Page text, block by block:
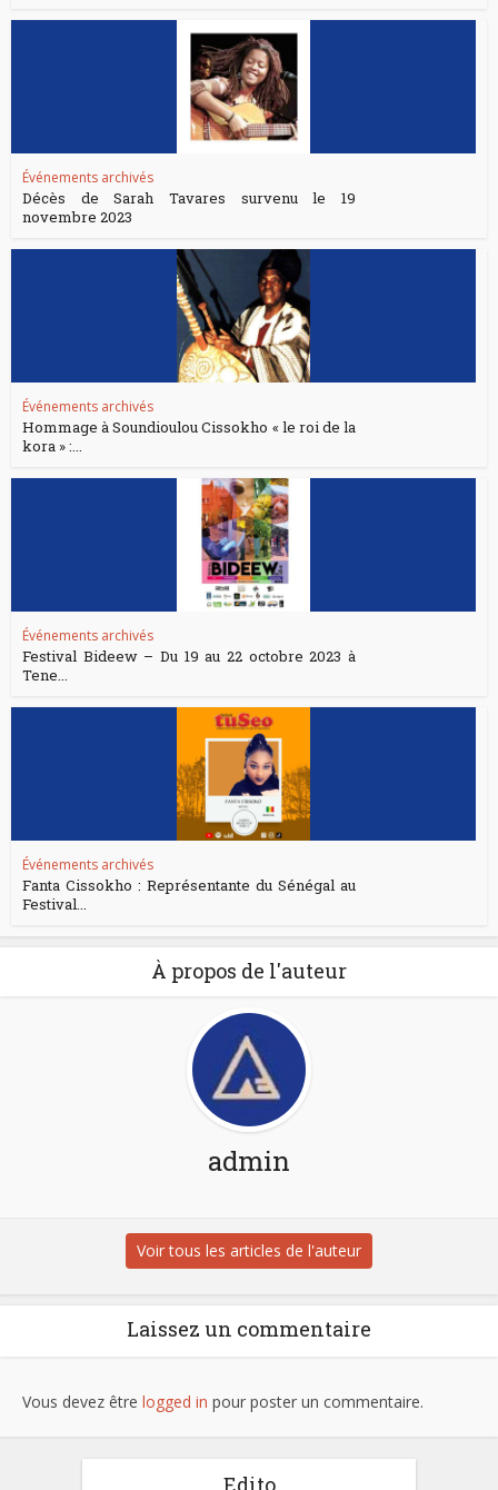
Événements archivés
Décès de Sarah Tavares survenu le 19
novembre 2023
Événements archivés
Hommage à Soundioulou Cissokho « le roi de la
kora » :...
Événements archivés
Festival Bideew – Du 19 au 22 octobre 2023 à
Tene...
Événements archivés
Fanta Cissokho : Représentante du Sénégal au
Festival...
À propos de l'auteur
admin
Voir tous les articles de l'auteur
Laissez un commentaire
Vous devez être logged in pour poster un commentaire.